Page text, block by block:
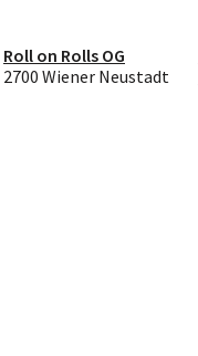
Roll on Rolls OG
2700 Wiener Neustadt